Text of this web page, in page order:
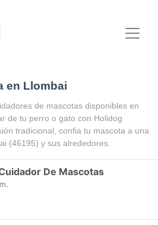
en Llombai
de mascotas disponibles en
de tu perro o gato con Holidog
tradicional, confia tu mascota a una
(46195) y sus alrededores.
De Mascotas